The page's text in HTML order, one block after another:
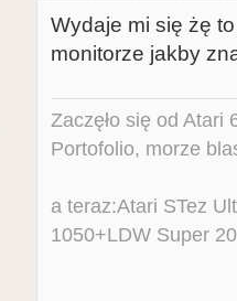
Wydaje mi się żę
monitorze jakby
Zaczęło się od
Portofolio, morze
a teraz:Atari STez
1050+LDW Super